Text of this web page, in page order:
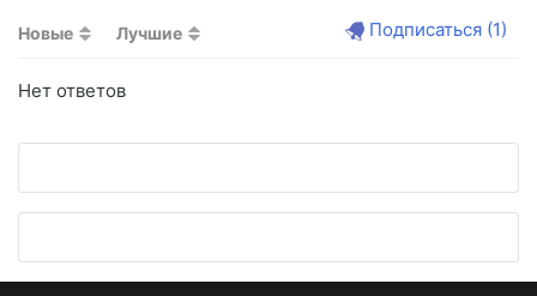
Новые Лучшие Подписаться (1)
Нет ответов